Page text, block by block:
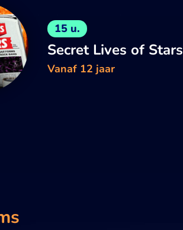
15 u.
Secret Lives of Stars
Vanaf 12 jaar